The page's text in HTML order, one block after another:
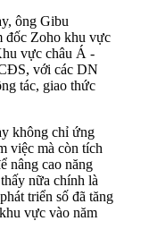
ông Gibu
đốc Zoho khu vực
vực châu Á -
với các DN
tác, giao thức
không chỉ ứng
việc mà còn tích
nâng cao năng
nữa chính là
triển số đã tăng
vực vào năm